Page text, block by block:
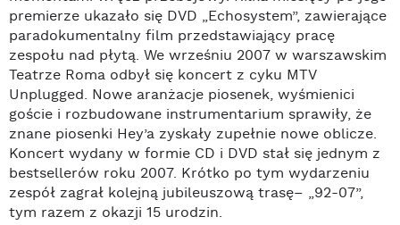
premierze ukazało się DVD „Echosystem”, zawierające
paradokumentalny film przedstawiający pracę
zespołu nad płytą. We wrześniu 2007 w warszawskim
Teatrze Roma odbył się koncert z cyku MTV
Unplugged. Nowe aranżacje piosenek, wyśmienici
goście i rozbudowane instrumentarium sprawiły, że
znane piosenki Hey’a zyskały zupełnie nowe oblicze.
Koncert wydany w formie CD i DVD stał się jednym z
bestsellerów roku 2007. Krótko po tym wydarzeniu
zespół zagrał kolejną jubileuszową trasę– „92-07”,
tym razem z okazji 15 urodzin.